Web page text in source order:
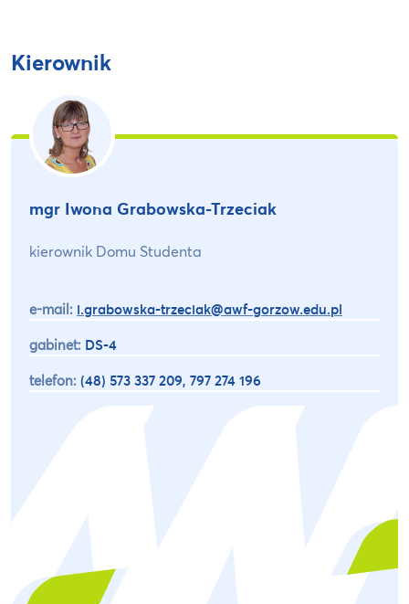
Kierownik
mgr Iwona Grabowska-Trzeciak
kierownik Domu Studenta
e-mail: i.grabowska-trzeciak@awf-gorzow.edu.pl
gabinet: DS-4
telefon: (48) 573 337 209, 797 274 196